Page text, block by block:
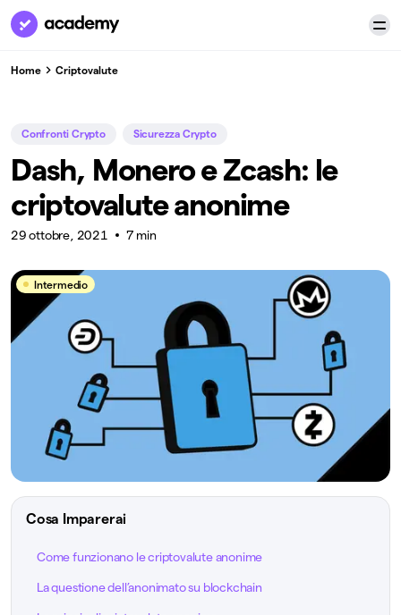
Home Criptovalute
Confronti Crypto Sicurezza Crypto
Dash, Monero e Zcash: le
criptovalute anonime
29 ottobre, 2021 7 min
Intermedio
Cosa Imparerai
Come funzionano le criptovalute anonime
La questione dell’anonimato su blockchain